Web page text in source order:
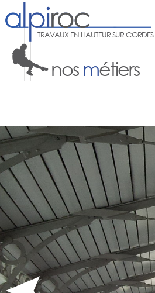
TRAVAUX EN HAUTEUR SUR CORDES
nos métiers